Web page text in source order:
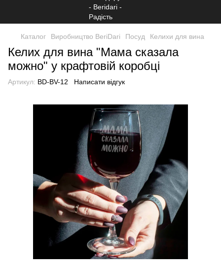
Каталог Виробництво BeriDari Посуд Келихи для вина
Келих для вина "Мама сказала
можно" у крафтовій коробці
Артикул: BD-BV-12 Написати відгук